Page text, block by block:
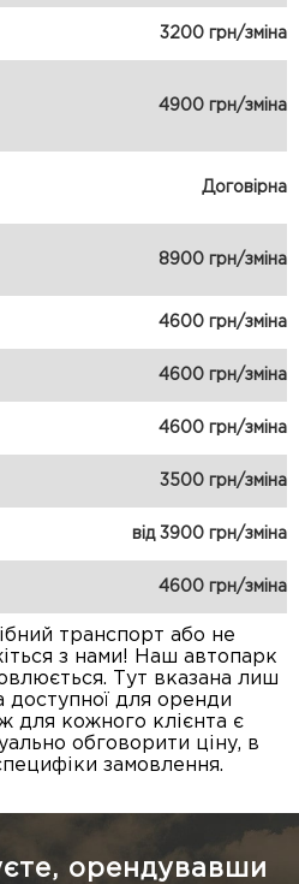
3200 грн/зміна
4900 грн/зміна
Договірна
8900 грн/зміна
4600 грн/зміна
4600 грн/зміна
4600 грн/зміна
3500 грн/зміна
від 3900 грн/зміна
4600 грн/зміна
транспорт або не
з нами! Наш автопарк
Тут вказана лиш
доступної для оренди
для кожного клієнта є
обговорити ціну, в
замовлення.
орендувавши